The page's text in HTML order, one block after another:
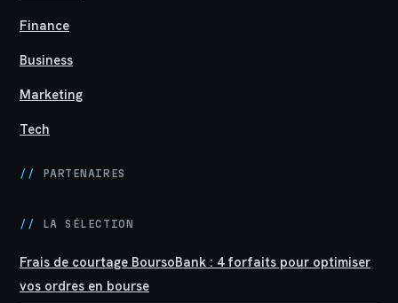
Finance
Business
Marketing
Tech
// PARTENAIRES
// LA SÉLECTION
Frais de courtage BoursoBank : 4 forfaits pour optimiser
vos ordres en bourse